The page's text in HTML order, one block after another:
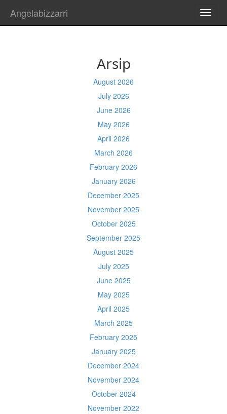
Angelabizzarri
Arsip
August 2026
July 2026
June 2026
May 2026
April 2026
March 2026
February 2026
January 2026
December 2025
November 2025
October 2025
September 2025
August 2025
July 2025
June 2025
May 2025
April 2025
March 2025
February 2025
January 2025
December 2024
November 2024
October 2024
November 2022